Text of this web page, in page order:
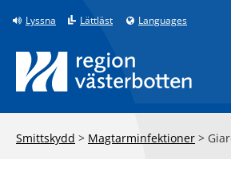
Till innehåll på sidan
Lyssna Lättläst Languages
Smittskydd > Magtarminfektioner >